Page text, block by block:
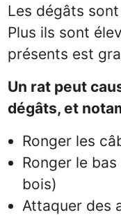
Les dégâts
Plus ils sont
présents est
Un rat peut
dégâts, et
Ronger les
Ronger le
bois)
Attaquer des